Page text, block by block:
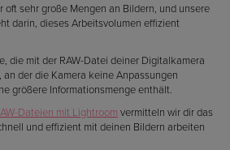
oft sehr große Mengen an Bildern, und unsere
darin, dieses Arbeitsvolumen effizient
die mit der RAW-Datei deiner Digitalkamera
der die Kamera keine Anpassungen
größere Informationsmenge enthält.
Dateien mit Lightroom vermitteln wir dir das
und effizient mit deinen Bildern arbeiten